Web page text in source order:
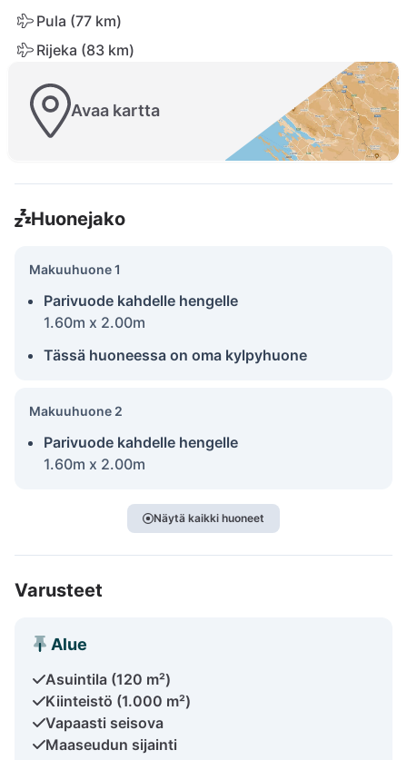
Pula (77 km)
Rijeka (83 km)
Avaa kartta
Huonejako
Makuuhuone 1
Parivuode kahdelle hengelle
1.60m x 2.00m
Tässä huoneessa on oma kylpyhuone
Makuuhuone 2
Parivuode kahdelle hengelle
1.60m x 2.00m
Näytä kaikki huoneet
Varusteet
Alue
Asuintila (120 m²)
Kiinteistö (1.000 m²)
Vapaasti seisova
Maaseudun sijainti